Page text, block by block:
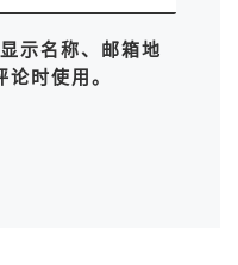
示名称、邮箱地
时使用。